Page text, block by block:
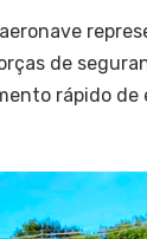
de
rápido